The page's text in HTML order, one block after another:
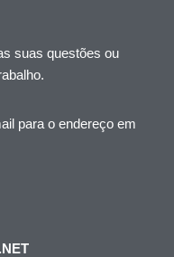
suas questões ou
para o endereço em